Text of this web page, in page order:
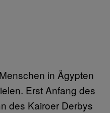
in Ägypten
Erst Anfang des
des Kairoer Derbys